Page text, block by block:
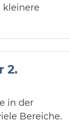
kleinere
2.
in der
Bereiche.